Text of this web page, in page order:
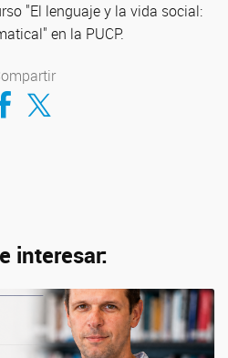
"El lenguaje y la vida social:
en la PUCP.
en Facebook
Compartir en Twitter
interesar: